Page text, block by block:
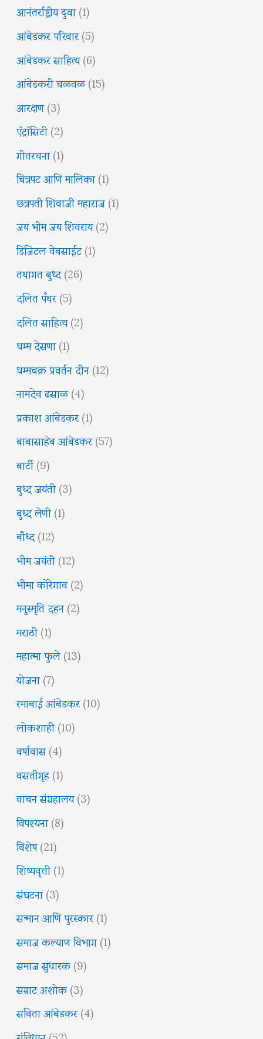
आनंतर्राष्ट्रीय दुवा(1)
आंबेडकर परिवार(5)
आंबेडकर साहित्य(6)
आंबेडकरी चळवळ(15)
आरक्षण(3)
ऍट्रॉसिटी(2)
गीतरचना(1)
चित्रपट आणि मालिका(1)
छत्रपती शिवाजी महाराज(1)
जय भीम जय शिवराय(2)
डिजिटल वेबसाईट(1)
तथागत बुध्द(26)
दलित पँथर(5)
दलित साहित्य(2)
धम्म देसणा(1)
धम्मचक्र प्रवर्तन दीन(12)
नामदेव ढसाळ(4)
प्रकाश आंबेडकर(1)
बाबासाहेब आंबेडकर(57)
बार्टी(9)
बुध्द जयंती(3)
बुध्द लेणी(1)
बौध्द(12)
भीम जयंती(12)
भीमा कोरेगाव(2)
मनुस्मृति दहन(2)
मराठी(1)
महात्मा फुले(13)
योजना(7)
रमाबाई आंबेडकर(10)
लोकशाही(10)
वर्षावास(4)
वसतीगृह(1)
वाचन संग्रहालय(3)
विपश्यना(8)
विशेष(21)
शिष्यवृत्ती(1)
संघटना(3)
सन्मान आणि पुरस्कार(1)
समाज कल्याण विभाग(1)
समाज सुधारक(9)
सम्राट अशोक(3)
सविता आंबेडकर(4)